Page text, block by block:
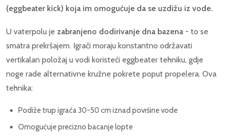
(eggbeater kick) koja im omogućuje da se uzdižu iz vode.
U vaterpolu je zabranjeno dodirivanje dna bazena - to se
smatra prekršajem. Igrači moraju konstantno održavati
vertikalan položaj u vodi koristeći eggbeater tehniku, gdje
noge rade alternativne kružne pokrete poput propelera. Ova
tehnika:
Podiže trup igrača 30-50 cm iznad površine vode
Omogućuje precizno bacanje lopte